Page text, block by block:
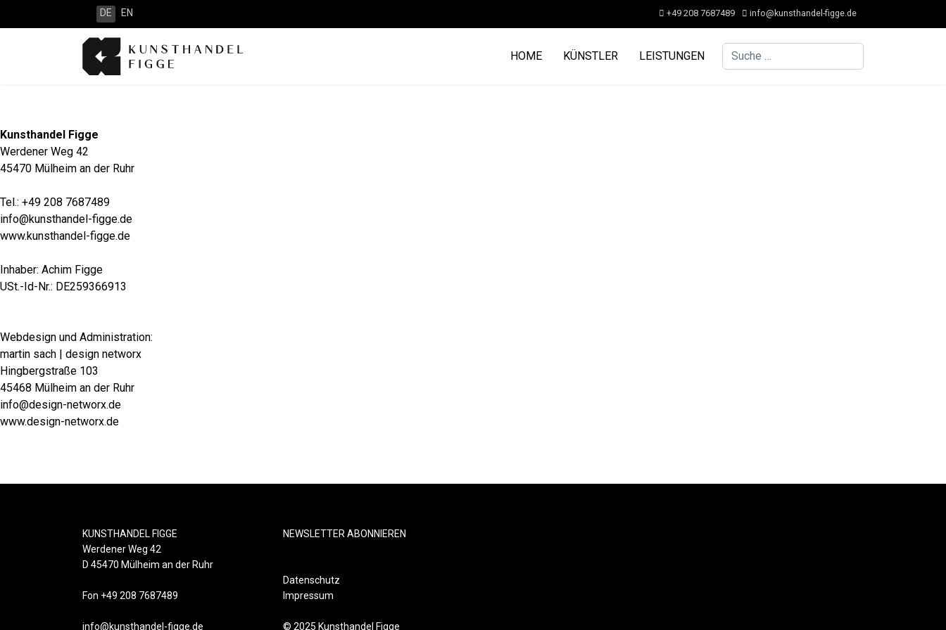
DE EN +49 208 7687489 info@kunsthandel-figge.de
HOME KÜNSTLER LEISTUNGEN Suchen
Kunsthandel Figge
Werdener Weg 42
45470 Mülheim an der Ruhr
Tel.: +49 208 7687489
info@kunsthandel-figge.de
www.kunsthandel-figge.de
Inhaber: Achim Figge
USt.-Id-Nr.: DE259366913
Webdesign und Administration:
martin sach | design networx
Hingbergstraße 103
45468 Mülheim an der Ruhr
info@design-networx.de
www.design-networx.de
KUNSTHANDEL FIGGE
Werdener Weg 42
D 45470 Mülheim an der Ruhr
Fon +49 208 7687489
info@kunsthandel-figge.de
NEWSLETTER ABONNIEREN
Datenschutz
Impressum
© 2025 Kunsthandel Figge